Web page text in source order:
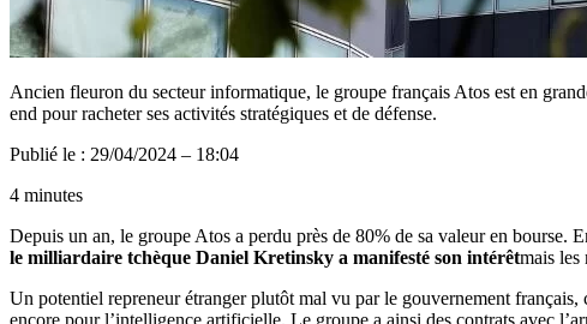
Ancien fleuron du secteur informatique, le groupe français Atos est en
end pour racheter ses activités stratégiques et de défense.
Publié le : 29/04/2024 – 18:04
4 minutes
Depuis un an, le groupe Atos a perdu près de 80% de sa valeur en bourse.
le milliardaire tchèque Daniel Kretinsky a manifesté son intérêtmais les
Un potentiel repreneur étranger plutôt mal vu par le gouvernement
encore pour l’intelligence artificielle. Le groupe a ainsi des contrats avec